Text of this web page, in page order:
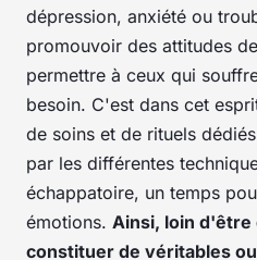
dépression, anxiété ou
promouvoir des attitudes
permettre à ceux qui
besoin. C'est dans cet
de soins et de rituels
par les différentes
échappatoire, un temps
émotions. Ainsi, loin d'être
constituer de véritables